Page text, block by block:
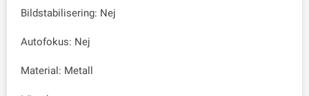
Bildstabilisering: Nej
Autofokus: Nej
Material: Metall